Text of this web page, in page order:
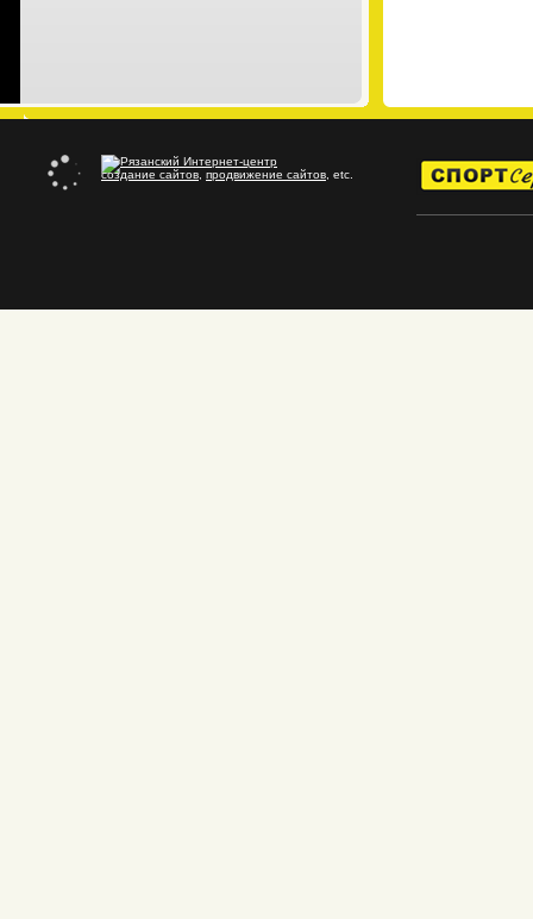
создание сайтов продвижение сайтов , etc.